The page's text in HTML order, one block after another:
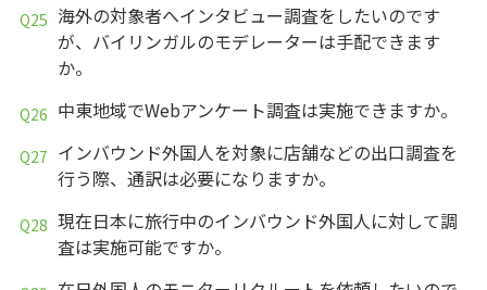
海外の対象者へインタビュー調査をしたいのです
が、バイリンガルのモデレーターは手配できます
か。
中東地域でWebアンケート調査は実施できますか。
インバウンド外国人を対象に店舗などの出口調査を
行う際、通訳は必要になりますか。
現在日本に旅行中のインバウンド外国人に対して調
査は実施可能ですか。